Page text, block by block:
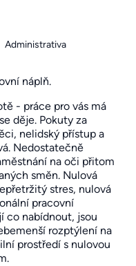
Administrativa
náplň.
- práce pro vás má
děje. Pokuty za
nelidský přístup a
Nedostatečně
na oči přitom
směn. Nulová
stres, nulová
pracovní
co nabídnout, jsou
rozptýlení na
prostředí s nulovou